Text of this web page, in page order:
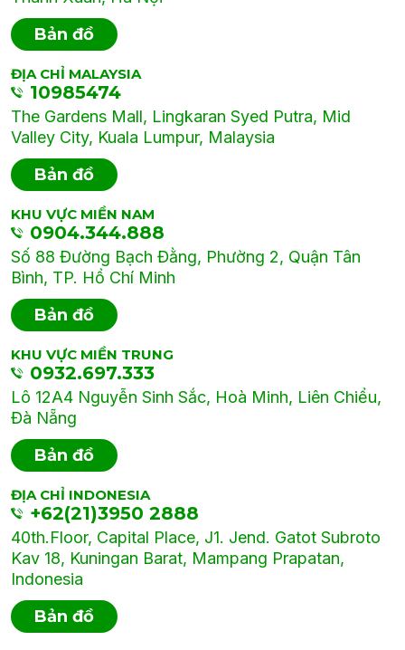
Bản đồ
ĐỊA CHỈ MALAYSIA
10985474
The Gardens Mall, Lingkaran Syed Putra, Mid
Valley City, Kuala Lumpur, Malaysia
Bản đồ
KHU VỰC MIỀN NAM
0904.344.888
Số 88 Đường Bạch Đằng, Phường 2, Quận Tân
Bình, TP. Hồ Chí Minh
Bản đồ
KHU VỰC MIỀN TRUNG
0932.697.333
Lô 12A4 Nguyễn Sinh Sắc, Hoà Minh, Liên Chiểu,
Đà Nẵng
Bản đồ
ĐỊA CHỈ INDONESIA
+62(21)3950 2888
40th.Floor, Capital Place, J1. Jend. Gatot Subroto
Kav 18, Kuningan Barat, Mampang Prapatan,
Indonesia
Bản đồ